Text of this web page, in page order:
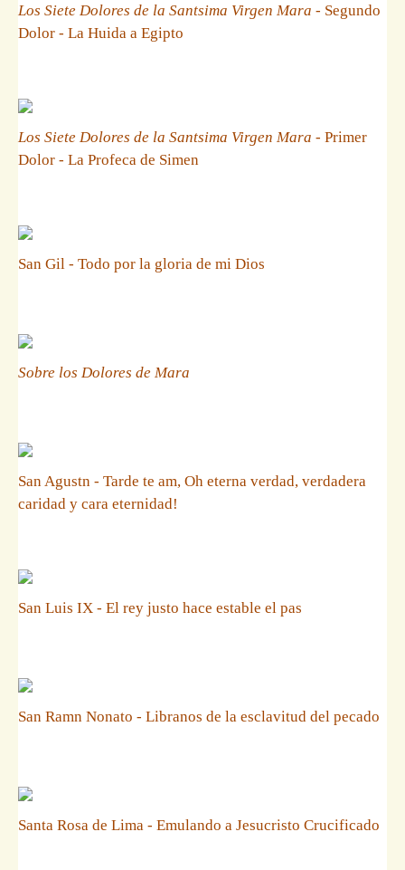
Los Siete Dolores de la Santsima Virgen Mara - Segundo
Dolor - La Huida a Egipto
Los Siete Dolores de la Santsima Virgen Mara - Primer
Dolor - La Profeca de Simen
San Gil - Todo por la gloria de mi Dios
Sobre los Dolores de Mara
San Agustn - Tarde te am, Oh eterna verdad, verdadera
caridad y cara eternidad!
San Luis IX - El rey justo hace estable el pas
San Ramn Nonato - Libranos de la esclavitud del pecado
Santa Rosa de Lima - Emulando a Jesucristo Crucificado